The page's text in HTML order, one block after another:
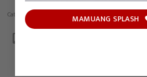
MAMUANG SPLASH
Category: